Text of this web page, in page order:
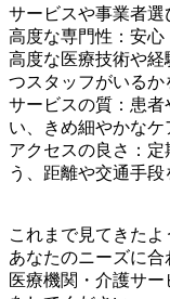
サービスや事業者選
高度な専門性：安心
高度な医療技術や
つスタッフがいるか
サービスの質：患
い、きめ細やかな
アクセスの良さ：
う、距離や交通手
これまで見てきたよ
あなたのニーズに合
医療機関・介護サ